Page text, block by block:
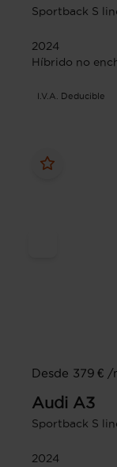
Sportback S
2024
Híbrido no
I.V.A. Deducible
Desde 379 € /
Audi A3
Sportback S
2024